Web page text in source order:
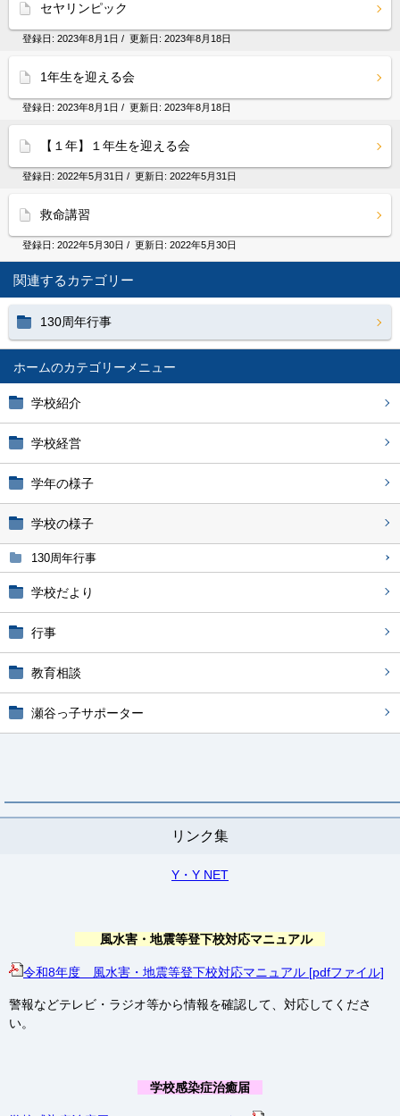
ホーム
学校紹介
学校経営
学年の様子
学校の様子
130周年行事
学校だより
行事
教育相談
瀬谷っ子サポーター
リンク集
Y・Y NET
風水害・地震等登下校対応マニュアル
令和8年度 風水害・地震等登下校対応マニュアル [pdfファイル]
警報などテレビ・ラジオ等から情報を確認して、対応してくださ
い。
学校感染症治癒届
セヤリンピック
登録日: 2023年8月1日 / 更新日: 2023年8月18日
1年生を迎える会
登録日: 2023年8月1日 / 更新日: 2023年8月18日
【１年】１年生を迎える会
登録日: 2022年5月31日 / 更新日: 2022年5月31日
救命講習
登録日: 2022年5月30日 / 更新日: 2022年5月30日
関連するカテゴリー
130周年行事